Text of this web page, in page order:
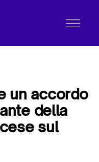
un accordo
della
sul